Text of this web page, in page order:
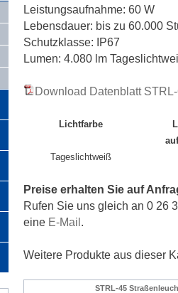
Leistungsaufnahme: 60 W
Lebensdauer: bis zu 60.000
Schutzklasse: IP67
Lumen: 4.080 lm
Download Datenblatt
Lichtfarbe
Tageslichtweiß
Preise erhalten Sie auf
Rufen Sie uns gleich an 0 26
eine E-Mail.
Weitere Produkte aus dieser
STRL-45